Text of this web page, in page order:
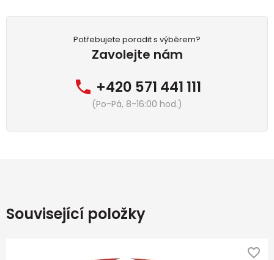
Potřebujete poradit s výběrem?
Zavolejte nám
+420 571 441 111
(Po-Pá, 8-16:00 hod.)
Související položky